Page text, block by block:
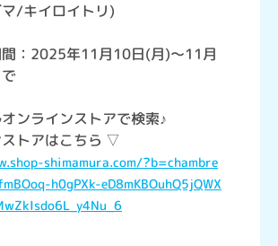
/キイロイトリ)
：2025年11月10日(月)～11月
ンラインストアで検索♪
トアはこちら ▽
shimamura.com/?b=chambre
h0gPXk-eD8mKBOuhQ5jQWX